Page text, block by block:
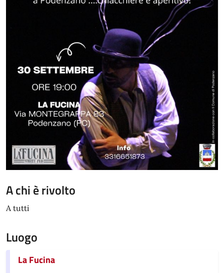
A chi è rivolto
A tutti
Luogo
La Fucina